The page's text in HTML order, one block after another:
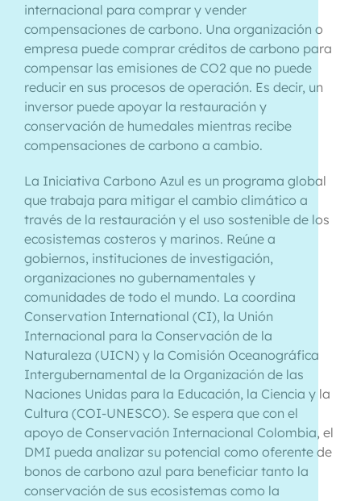
internacional para comprar y vender
compensaciones de carbono. Una organización o
empresa puede comprar créditos de carbono para
compensar las emisiones de CO2 que no puede
reducir en sus procesos de operación. Es decir, un
inversor puede apoyar la restauración y
conservación de humedales mientras recibe
compensaciones de carbono a cambio.
La Iniciativa Carbono Azul es un programa global
que trabaja para mitigar el cambio climático a
través de la restauración y el uso sostenible de los
ecosistemas costeros y marinos. Reúne a
gobiernos, instituciones de investigación,
organizaciones no gubernamentales y
comunidades de todo el mundo. La coordina
Conservation International (CI), la Unión
Internacional para la Conservación de la
Naturaleza (UICN) y la Comisión Oceanográfica
Intergubernamental de la Organización de las
Naciones Unidas para la Educación, la Ciencia y la
Cultura (COI-UNESCO). Se espera que con el
apoyo de Conservación Internacional Colombia, el
DMI pueda analizar su potencial como oferente de
bonos de carbono azul para beneficiar tanto la
conservación de sus ecosistemas como la